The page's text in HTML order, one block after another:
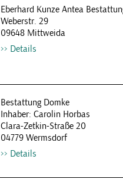
Eberhard Kunze Antea
Weberstr. 29
09648 Mittweida
Details
Bestattung Domke
Inhaber: Carolin Horbas
Clara-Zetkin-Straße 20
04779 Wermsdorf
Details